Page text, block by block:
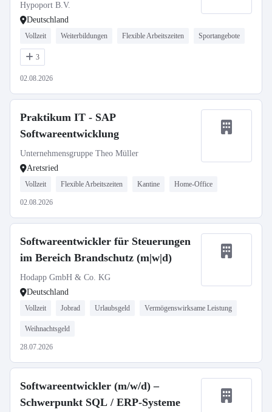
Hypoport B.V.
Deutschland
Vollzeit Weiterbildungen Flexible Arbeitszeiten Sportangebote
3
02.08.2026
Praktikum IT - SAP
Softwareentwicklung
Unternehmensgruppe Theo Müller
Aretsried
Vollzeit Flexible Arbeitszeiten Kantine Home-Office
02.08.2026
Softwareentwickler für Steuerungen
im Bereich Brandschutz (m|w|d)
Hodapp GmbH & Co. KG
Deutschland
Vollzeit Jobrad Urlaubsgeld Vermögenswirksame Leistung
Weihnachtsgeld
28.07.2026
Softwareentwickler (m/w/d) –
Schwerpunkt SQL / ERP-Systeme